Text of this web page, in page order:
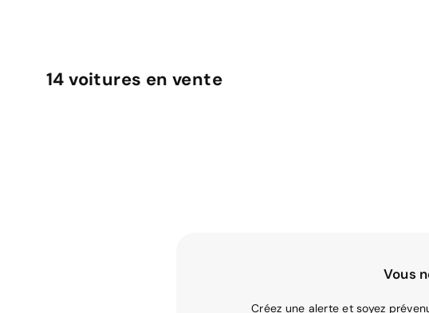
14voitures en vente
Vous
Créez une alerte et soyez